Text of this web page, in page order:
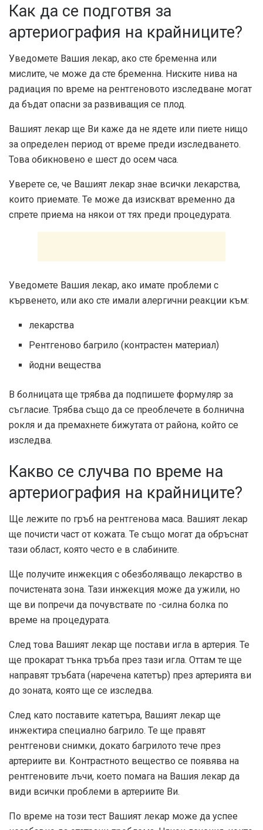
Как да се подготвя за
артериография на крайниците?
Уведомете Вашия лекар, ако сте бременна или
мислите, че може да сте бременна. Ниските нива на
радиация по време на рентгеновото изследване могат
да бъдат опасни за развиващия се плод.
Вашият лекар ще Ви каже да не ядете или пиете нищо
за определен период от време преди изследването.
Това обикновено е шест до осем часа.
Уверете се, че Вашият лекар знае всички лекарства,
които приемате. Те може да изискват временно да
спрете приема на някои от тях преди процедурата.
Уведомете Вашия лекар, ако имате проблеми с
кървенето, или ако сте имали алергични реакции към:
лекарства
Рентгеново багрило (контрастен материал)
йодни вещества
В болницата ще трябва да подпишете формуляр за
съгласие. Трябва също да се преоблечете в болнична
рокля и да премахнете бижутата от района, който се
изследва.
Какво се случва по време на
артериография на крайниците?
Ще лежите по гръб на рентгенова маса. Вашият лекар
ще почисти част от кожата. Те също могат да обръснат
тази област, която често е в слабините.
Ще получите инжекция с обезболяващо лекарство в
почистената зона. Тази инжекция може да ужили, но
ще ви попречи да почувствате по -силна болка по
време на процедурата.
След това Вашият лекар ще постави игла в артерия. Те
ще прокарат тънка тръба през тази игла. Оттам те ще
направят тръбата (наречена катетър) през артерията ви
до зоната, която ще се изследва.
След като поставите катетъра, Вашият лекар ще
инжектира специално багрило. Те ще правят
рентгенови снимки, докато багрилото тече през
артериите ви. Контрастното вещество се появява на
рентгеновите лъчи, което помага на Вашия лекар да
види всички проблеми в артериите Ви.
По време на този тест Вашият лекар може да успее